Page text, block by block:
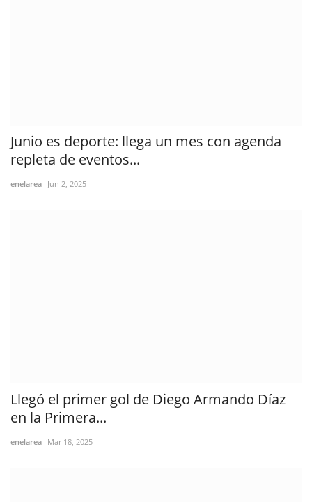
Junio es deporte: llega un mes con agenda
repleta de eventos...
enelarea Jun 2, 2025
Llegó el primer gol de Diego Armando Díaz
en la Primera...
enelarea Mar 18, 2025